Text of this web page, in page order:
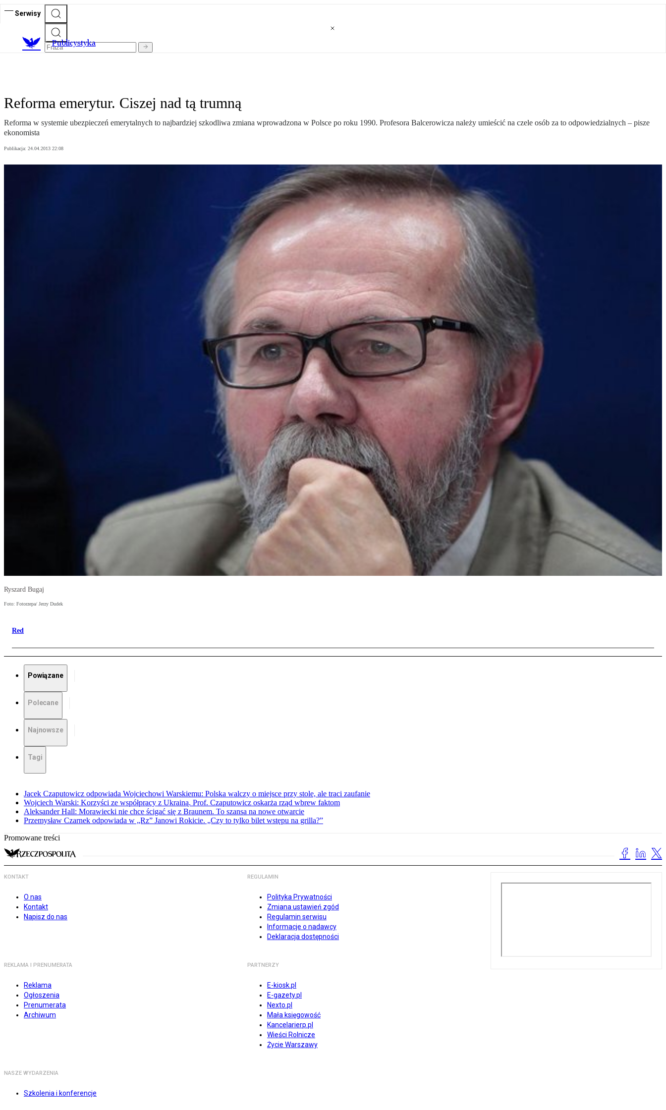
Serwisy
Publicystyka
Reforma emerytur. Ciszej nad tą trumną
Reforma w systemie ubezpieczeń emerytalnych to najbardziej szkodliwa zmiana wprowadzona w Polsce po roku 1990. Profesora Balcerowicza należy umieścić na czele osób za to odpowiedzialnych – pisze
ekonomista
Publikacja: 24.04.2013 22:08
Ryszard Bugaj
Foto: Fotorzepa/ Jerzy Dudek
Red
Powiązane
Polecane
Najnowsze
Tagi
Jacek Czaputowicz odpowiada Wojciechowi Warskiemu: Polska walczy o miejsce przy stole, ale traci zaufanie
Wojciech Warski: Korzyści ze współpracy z Ukrainą. Prof. Czaputowicz oskarża rząd wbrew faktom
Aleksander Hall: Morawiecki nie chce ścigać się z Braunem. To szansa na nowe otwarcie
Przemysław Czarnek odpowiada w „Rz” Janowi Rokicie. „Czy to tylko bilet wstępu na grilla?”
Promowane treści
KONTAKT
O nas
Kontakt
Napisz do nas
REGULAMIN
Polityka Prywatności
Zmiana ustawień zgód
Regulamin serwisu
Informacje o nadawcy
Deklaracja dostępności
REKLAMA I PRENUMERATA
Reklama
Ogłoszenia
Prenumerata
Archiwum
PARTNERZY
E-kiosk.pl
E-gazety.pl
Nexto.pl
Mała księgowość
Kancelarierp.pl
Wieści Rolnicze
Życie Warszawy
NASZE WYDARZENIA
Szkolenia i konferencje